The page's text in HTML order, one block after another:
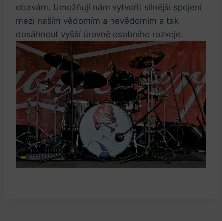
obavám. Umožňují ⁢nám vytvořit silnější spojení
mezi naším vědomím a nevědomím a tak
dosáhnout vyšší úrovně osobního rozvoje.